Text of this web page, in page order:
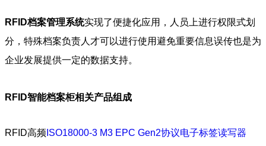
RFID档案管理系统实现了便捷化应用，人员上进行权限式划
分，特殊档案负责人才可以进行使用避免重要信息误传也是为
企业发展提供一定的数据支持。
RFID智能档案柜相关产品组成
RFID高频 ISO18000-3 M3 EPC Gen2协议电子标签读写器